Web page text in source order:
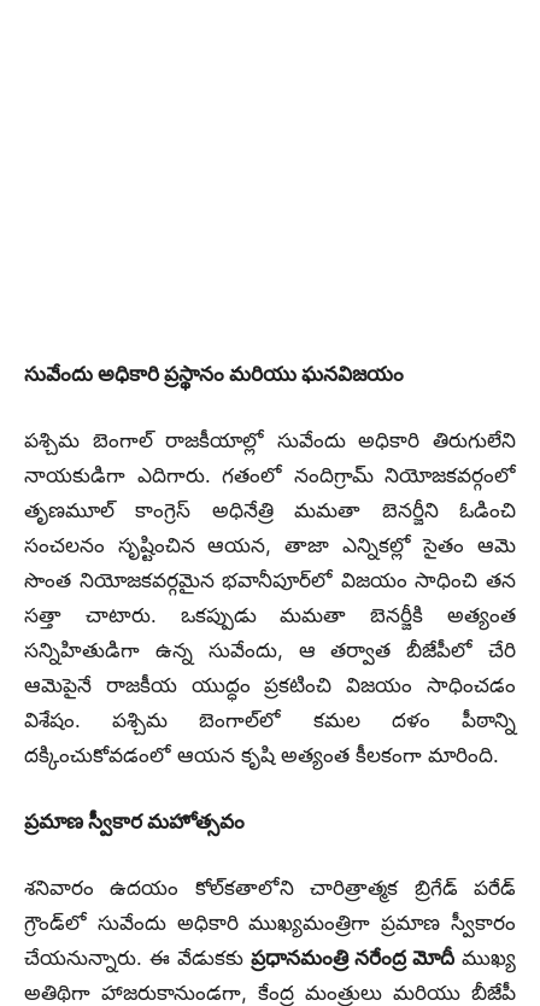
సువేందు అధికారి ప్రస్థానం మరియు ఘనవిజయం
పశ్చిమ బెంగాల్ రాజకీయాల్లో సువేందు అధికారి తిరుగులేని
నాయకుడిగా ఎదిగారు. గతంలో నందిగ్రామ్ నియోజకవర్గంలో
తృణమూల్ కాంగ్రెస్ అధినేత్రి మమతా బెనర్జీని ఓడించి
సంచలనం సృష్టించిన ఆయన, తాజా ఎన్నికల్లో సైతం ఆమె
సొంత నియోజకవర్గమైన భవానీపూర్‌లో విజయం సాధించి తన
సత్తా చాటారు. ఒకప్పుడు మమతా బెనర్జీకి అత్యంత
సన్నిహితుడిగా ఉన్న సువేందు, ఆ తర్వాత బీజేపీలో చేరి
ఆమెపైనే రాజకీయ యుద్ధం ప్రకటించి విజయం సాధించడం
విశేషం. పశ్చిమ బెంగాల్‌లో కమల దళం పీఠాన్ని
దక్కించుకోవడంలో ఆయన కృషి అత్యంత కీలకంగా మారింది.
ప్రమాణ స్వీకార మహోత్సవం
శనివారం ఉదయం కోల్‌కతాలోని చారిత్రాత్మక బ్రిగేడ్ పరేడ్
గ్రౌండ్‌లో సువేందు అధికారి ముఖ్యమంత్రిగా ప్రమాణ స్వీకారం
చేయనున్నారు. ఈ వేడుకకు ప్రధానమంత్రి నరేంద్ర మోదీ ముఖ్య
అతిథిగా హాజరుకానుండగా, కేంద్ర మంత్రులు మరియు బీజేపీ